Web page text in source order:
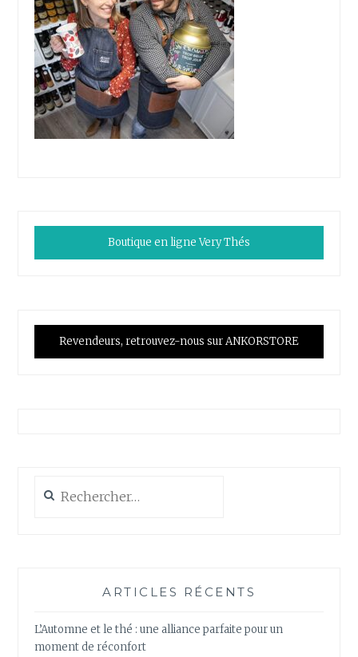
Boutique en ligne Very Thés
Revendeurs, retrouvez-nous sur ANKORSTORE
ARTICLES RÉCENTS
L’Automne et le thé : une alliance parfaite pour un
moment de réconfort